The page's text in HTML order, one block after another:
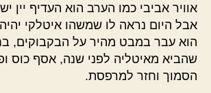
אוויר אביבי כמו הערב הוא העדיף יין
אבל היום נראה לו שמשהו איטלקי
הוא עבר במבט מהיר על הבקבוקים,
שהביא מאיטליה לפני שנה, אסף כוס
הסמוך וחזר למרפסת.